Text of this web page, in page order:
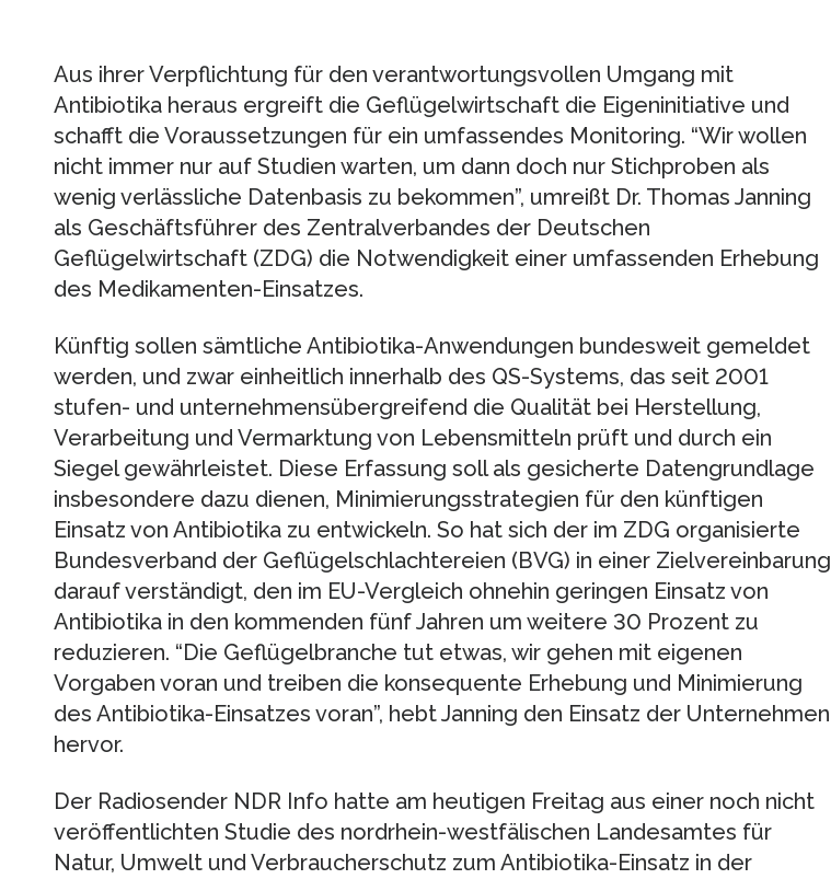
Aus ihrer Verpflichtung für den verantwortungsvollen Umgang mit
Antibiotika heraus ergreift die Geflügelwirtschaft die Eigeninitiative und
schafft die Voraussetzungen für ein umfassendes Monitoring. “Wir wollen
nicht immer nur auf Studien warten, um dann doch nur Stichproben als
wenig verlässliche Datenbasis zu bekommen”, umreißt Dr. Thomas Janning
als Geschäftsführer des Zentralverbandes der Deutschen
Geflügelwirtschaft (ZDG) die Notwendigkeit einer umfassenden Erhebung
des Medikamenten-Einsatzes.
Künftig sollen sämtliche Antibiotika-Anwendungen bundesweit gemeldet
werden, und zwar einheitlich innerhalb des QS-Systems, das seit 2001
stufen- und unternehmensübergreifend die Qualität bei Herstellung,
Verarbeitung und Vermarktung von Lebensmitteln prüft und durch ein
Siegel gewährleistet. Diese Erfassung soll als gesicherte Datengrundlage
insbesondere dazu dienen, Minimierungsstrategien für den künftigen
Einsatz von Antibiotika zu entwickeln. So hat sich der im ZDG organisierte
Bundesverband der Geflügelschlachtereien (BVG) in einer Zielvereinbarung
darauf verständigt, den im EU-Vergleich ohnehin geringen Einsatz von
Antibiotika in den kommenden fünf Jahren um weitere 30 Prozent zu
reduzieren. “Die Geflügelbranche tut etwas, wir gehen mit eigenen
Vorgaben voran und treiben die konsequente Erhebung und Minimierung
des Antibiotika-Einsatzes voran”, hebt Janning den Einsatz der Unternehmen
hervor.
Der Radiosender NDR Info hatte am heutigen Freitag aus einer noch nicht
veröffentlichten Studie des nordrhein-westfälischen Landesamtes für
Natur, Umwelt und Verbraucherschutz zum Antibiotika-Einsatz in der